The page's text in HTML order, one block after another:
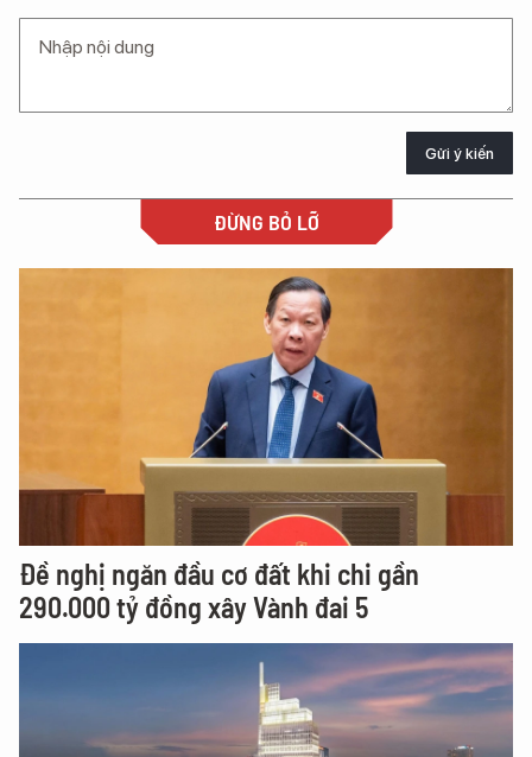
Gửi ý kiến
ĐỪNG BỎ LỠ
Đề nghị ngăn đầu cơ đất khi chi gần
290.000 tỷ đồng xây Vành đai 5